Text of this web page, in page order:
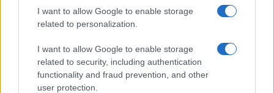
I want to allow Google to enable storage
related to personalization.
I want to allow Google to enable storage
related to security, including authentication
functionality and fraud prevention, and other
user protection.
Ravne na Koroškem